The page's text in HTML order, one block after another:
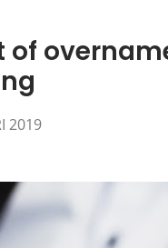
of
2019